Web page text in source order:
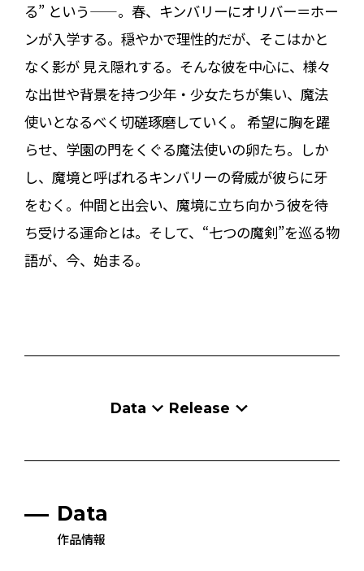
る” という——。春、キンバリーにオリバー＝ホー
ンが入学する。穏やかで理性的だが、そこはかと
なく影が 見え隠れする。そんな彼を中心に、様々
な出世や背景を持つ少年・少女たちが集い、魔法
使いとなるべく切磋琢磨していく。 希望に胸を躍
らせ、学園の門をくぐる魔法使いの卵たち。しか
し、魔境と呼ばれるキンバリーの脅威が彼らに牙
をむく。仲間と出会い、魔境に立ち向かう彼を待
ち受ける運命とは――。そして、“七つの魔剣”を巡る物
語が、今、始まる。
Data Release
Data
作品情報